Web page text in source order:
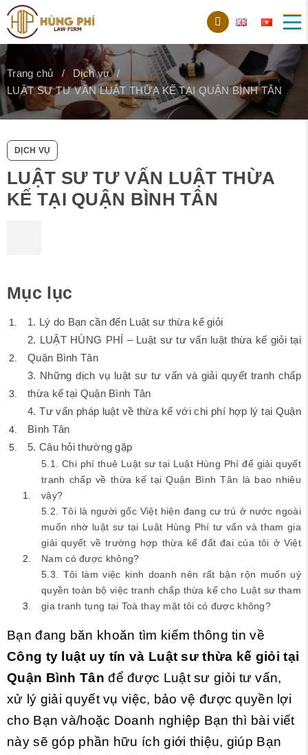
Trang chủ
Dịch vụ
LUẬT SƯ TƯ VẤN LUẬT THỪA KẾ TẠI QUẬN BÌNH TÂN
DỊCH VỤ
LUẬT SƯ TƯ VẤN LUẬT THỪA
KẾ TẠI QUẬN BÌNH TÂN
Mục lục
1. Lý do Bạn cần đến Luật sư thừa kế giỏi
2. LUẬT HÙNG PHÍ – Luật sư tư vấn luật thừa kế giỏi tại
Quận Bình Tân
3. Những dịch vụ luật sư tư vấn và giải quyết tranh chấp
thừa kế tại Quận Bình Tân
4. Tư vấn pháp luật về thừa kế với chi phí hợp lý tại Quận
Bình Tân
5. Câu hỏi thường gặp
5.1. Chi phí thuê Luật sư tại Luật Hùng Phí để giải quyết
tranh chấp về thừa kế tại Quận Bình Tân là bao nhiêu
vậy?
5.2. Tôi là người gốc Việt hiện đang cư trú ở nước ngoài
muốn nhờ luật sư tại Luật Hùng Phí tư vấn và tham gia
giải quyết về trường hợp thừa kế đất đai của tôi ở Việt
Nam có được không?
5.3. Tôi làm việc kinh doanh nên rất bận rộn muốn uỷ
quyền toàn bộ việc tranh chấp thừa kế cho Luật sư tham
gia tranh tụng tại Toà thay mặt tôi có được không?
Bạn đang băn khoăn tìm kiếm thông tin về
Công ty luật uy tín và Luật sư thừa kế giỏi tại
Quận Bình Tân để được Luật sư giỏi tư vấn,
xử lý giải quyết vụ việc, bảo vệ được quyền lợi
cho Bạn và/hoặc Doanh nghiệp Bạn thì bài viết
này sẽ góp phần hữu ích giới thiệu, giúp Bạn